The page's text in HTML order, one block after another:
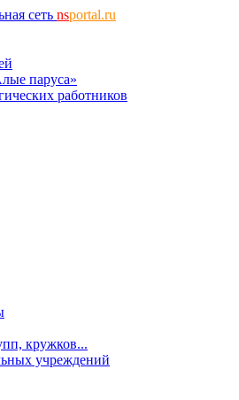
сеть nsportal.ru
паруса»
работников
кружков...
учреждений